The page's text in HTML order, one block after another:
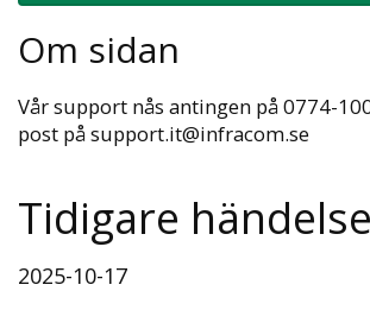
Om sidan
Vår support nås antingen på 0774-
post på support.it@infracom.se
Tidigare
2025-10-17